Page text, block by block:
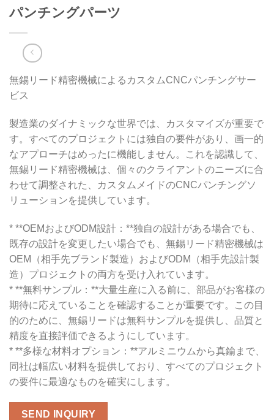
パンチングパーツ
無錫リード精密機械によるカスタムCNCパンチングサー
ビス
製造業のダイナミックな世界では、カスタマイズが重要で
す。すべてのプロジェクトには独自の要件があり、画一的
なアプローチはめったに機能しません。これを認識して、
無錫リード精密機械は、個々のクライアントのニーズに合
わせて調整された、カスタムメイドのCNCパンチングソ
リューションを提供しています。
* **OEMおよびODM設計：**独自の設計がある場合でも、
既存の設計を変更したい場合でも、無錫リード精密機械は
OEM（相手先ブランド製造）およびODM（相手先設計製
造）プロジェクトの両方を受け入れています。
* **無料サンプル：**大量生産に入る前に、部品がお客様の
期待に応えていることを確認することが重要です。この目
的のために、無錫リードは無料サンプルを提供し、品質と
精度を直接評価できるようにしています。
* **多様な材料オプション：**アルミニウムから真鍮まで、
同社は幅広い材料を提供しており、すべてのプロジェクト
の要件に最適なものを確実にします。
SEND INQUIRY